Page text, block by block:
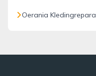
Oerania